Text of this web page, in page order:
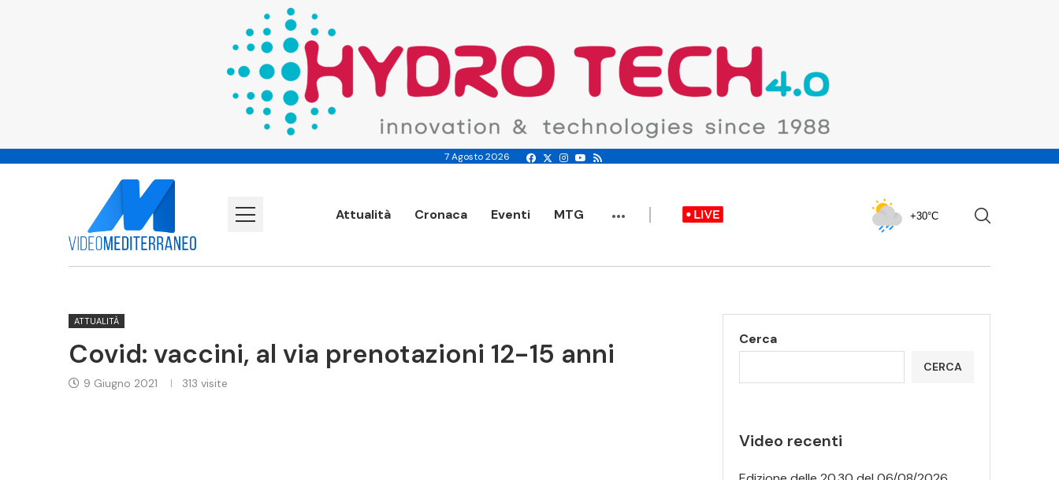
7 Agosto 2026
Attualità Cronaca Eventi MTG ... +30°C
ATTUALITÀ
Covid: vaccini, al via prenotazioni 12-15 anni
9 Giugno 2021 313 visite
Cerca
CERCA
Video recenti